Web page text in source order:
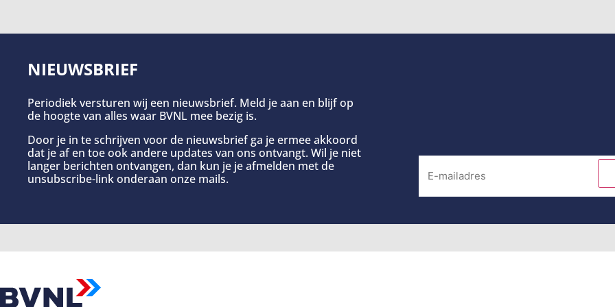
NIEUWSBRIEF
Periodiek versturen wij een nieuwsbrief. Meld je aan en blijf op
de hoogte van alles waar BVNL mee bezig is.
Door je in te schrijven voor de nieuwsbrief ga je ermee akkoord
dat je af en toe ook andere updates van ons ontvangt. Wil je niet
langer berichten ontvangen, dan kun je je afmelden met de
unsubscribe-link onderaan onze mails.